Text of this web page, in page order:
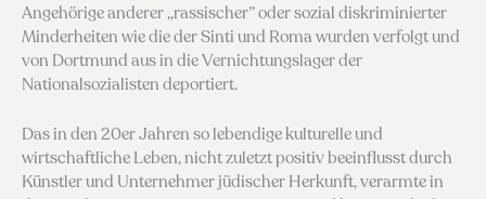
Angehörige anderer „rassischer” oder sozial diskri­minierter
Minderheiten wie die der Sinti und Roma wurden verfolgt und
von Dortmund aus in die Ver­nichtungslager der
Nationalsozialisten deportiert.
Das in den 20er Jahren so lebendige kulturelle und
wirtschaftliche Leben, nicht zuletzt positiv beeinflusst durch
Künstler und Unternehmer jü­discher Herkunft, verarmte in